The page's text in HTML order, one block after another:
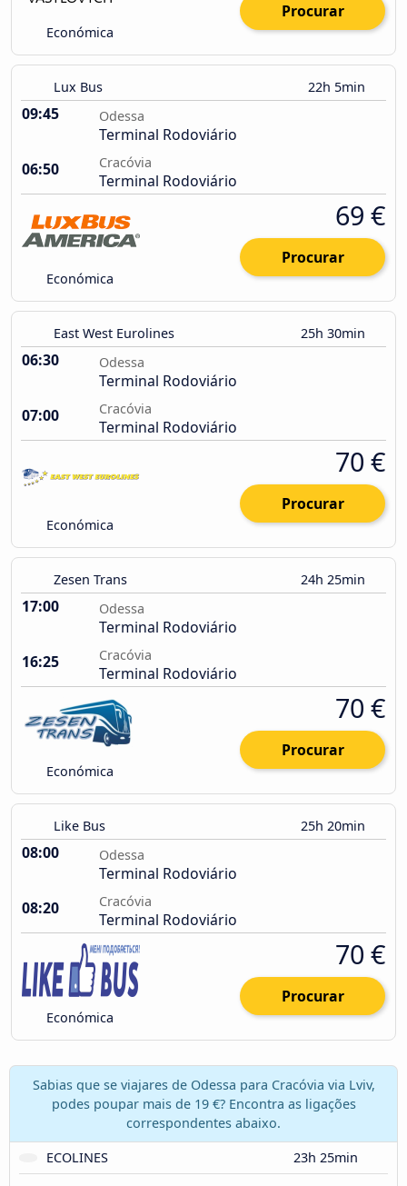
Económica
Procurar
Lux Bus 22h 5min
09:45 Odessa
Terminal Rodoviário
06:50
Cracóvia
Terminal Rodoviário
Económica
69 €
Procurar
East West Eurolines 25h 30min
06:30 Odessa
Terminal Rodoviário
07:00
Cracóvia
Terminal Rodoviário
Económica
70 €
Procurar
Zesen Trans 24h 25min
17:00 Odessa
Terminal Rodoviário
16:25
Cracóvia
Terminal Rodoviário
Económica
70 €
Procurar
Like Bus 25h 20min
08:00 Odessa
Terminal Rodoviário
08:20
Cracóvia
Terminal Rodoviário
Económica
70 €
Procurar
Sabias que se viajares de Odessa para Cracóvia via Lviv,
podes poupar mais de 19 €? Encontra as ligações
correspondentes abaixo.
ECOLINES
23h 25min